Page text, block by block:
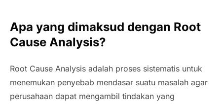
Apa yang dimaksud dengan Root
Cause Analysis?
Root Cause Analysis adalah proses sistematis untuk
menemukan penyebab mendasar suatu masalah agar
perusahaan dapat mengambil tindakan yang